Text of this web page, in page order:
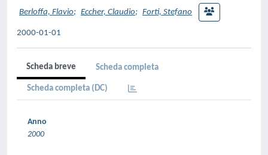
Berloffa, Flavio; Eccher, Claudio; Forti, Stefano
2000-01-01
Scheda breve Scheda completa
Scheda completa (DC)
Anno
2000